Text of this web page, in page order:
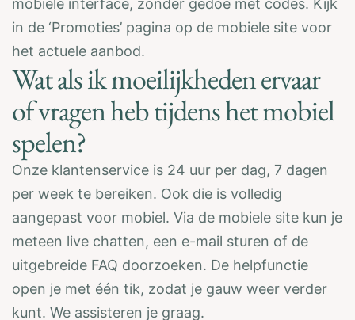
mobiele interface, zonder gedoe met codes. Kijk
in de ‘Promoties’ pagina op de mobiele site voor
het actuele aanbod.
Wat als ik moeilijkheden ervaar
of vragen heb tijdens het mobiel
spelen?
Onze klantenservice is 24 uur per dag, 7 dagen
per week te bereiken. Ook die is volledig
aangepast voor mobiel. Via de mobiele site kun je
meteen live chatten, een e-mail sturen of de
uitgebreide FAQ doorzoeken. De helpfunctie
open je met één tik, zodat je gauw weer verder
kunt. We assisteren je graag.